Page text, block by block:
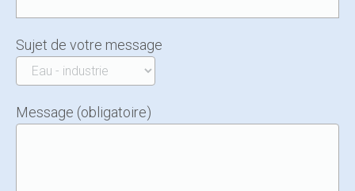
Sujet de votre message
Message (obligatoire)